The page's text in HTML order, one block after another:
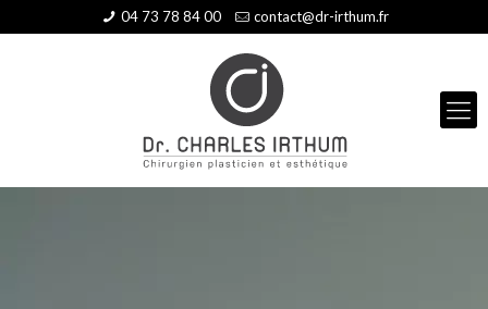
04 73 78 84 00 contact@dr-irthum.fr